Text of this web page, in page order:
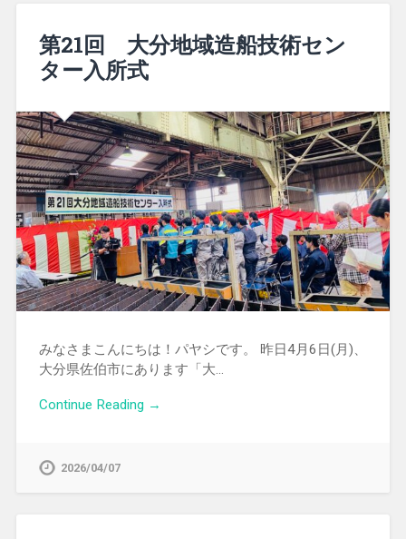
第21回 大分地域造船技術セン
ター入所式
みなさまこんにちは！パヤシです。 昨日4月6日(月)、
大分県佐伯市にあります「大…
Continue Reading →
2026/04/07